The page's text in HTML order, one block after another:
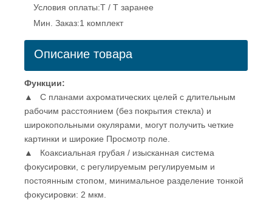
Условия оплаты:T / T заранее
Мин. Заказ:1 комплект
Описание товара
Функции:
▲ С планами ахроматических целей с длительным
рабочим расстоянием (без покрытия стекла) и
широкопольными окулярами, могут получить четкие
картинки и широкие Просмотр поле.
▲ Коаксиальная грубая / изысканная система
фокусировки, с регулируемым регулируемым и
постоянным стопом, минимальное разделение тонкой
фокусировки: 2 мкм.